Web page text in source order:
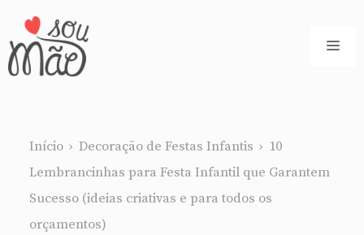
Pular
para
Início › Decoração de Festas Infantis › 10
Lembrancinhas para Festa Infantil que Garantem
Sucesso (ideias criativas e para todos os
orçamentos)